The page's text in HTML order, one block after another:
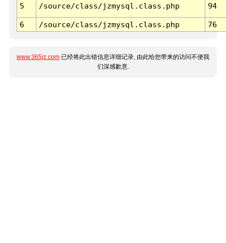
5 /source/class/jzmysql.class.php 94
6 /source/class/jzmysql.class.php 76
www.365jz.com 已经将此出错信息详细记录, 由此给您带来的访问不便我
们深感歉意.